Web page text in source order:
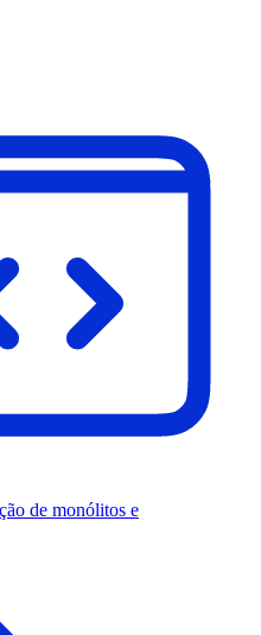
de monólitos e